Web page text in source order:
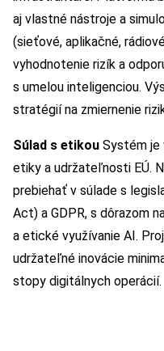
aj vlastné nástroje a
(sieťové, aplikačné,
vyhodnotenie rizík a
s umelou inteligenciou.
stratégií na zmiernenie
Súlad s etikou Systém je
etiky a udržateľnosti EÚ.
prebiehať v súlade s
Act) a GDPR, s dôrazom
a etické využívanie AI.
udržateľné inovácie
stopy digitálnych operácií.